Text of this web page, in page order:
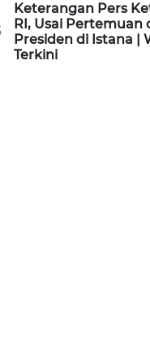
Keterangan Pers
RI, Usai Pertemuan
Presiden di Istana |
Terkini